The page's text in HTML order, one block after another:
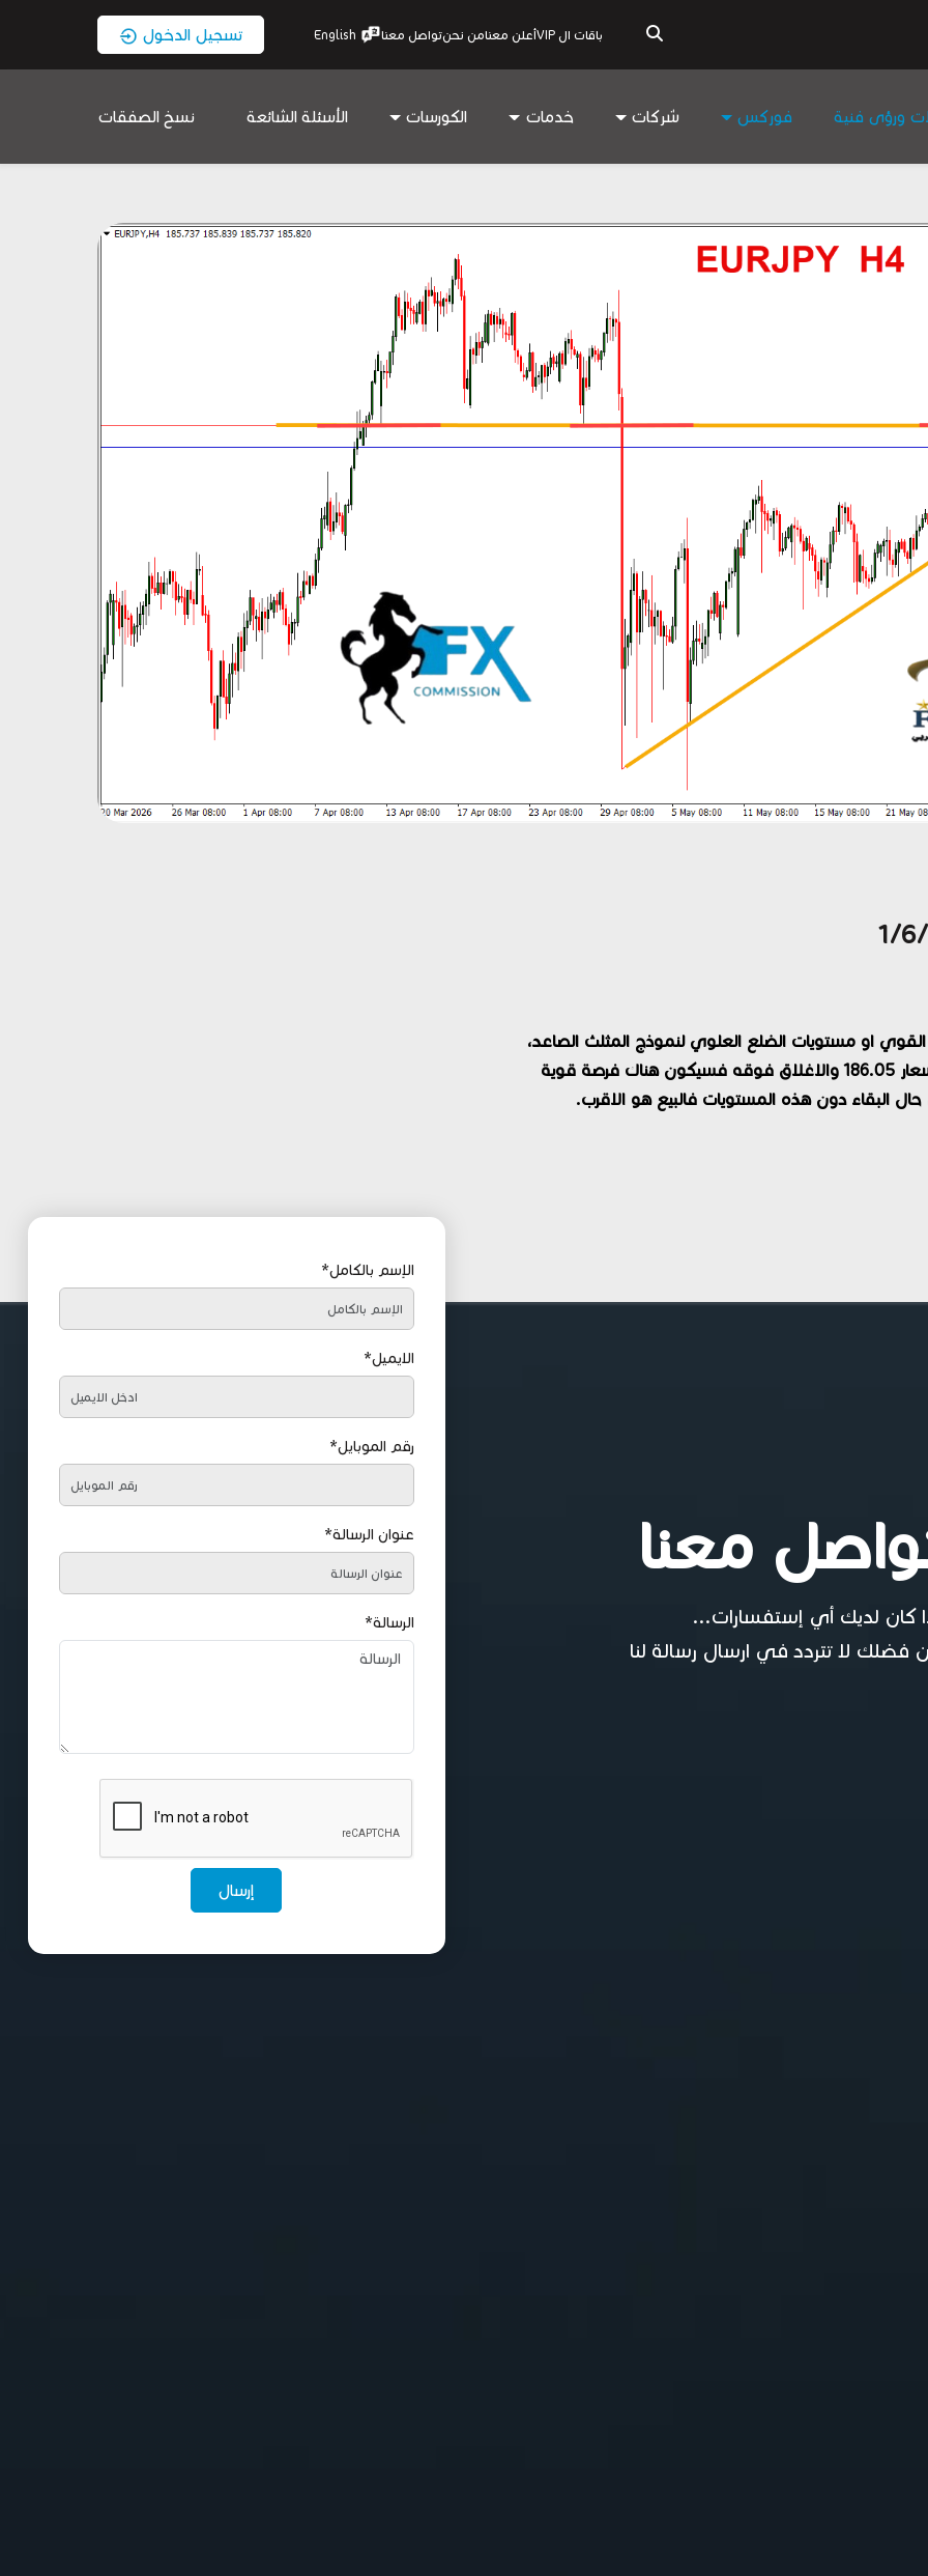
باقات ال VIP أعلن معنامن نحنتواصل معنا English تسجيل الدخول
ورؤى فنية فوركس شركات خدمات الكورسات الأسئلة الشائعة نسخ الصفقات
او مستويات الضلع العلوي لنموذج المثلث الصاعد،
الان في حال الصعود واختراق هذه المستويات عند أسعار 186.05 والاغلاق فوقه فسيكون هناك فرصة قوية
معنا
كان لديك أي إستفسارات...
فضلك لا تتردد في ارسال رسالة لنا
الإسم بالكامل*
الايميل*
رقم الموبايل*
عنوان الرسالة*
الرسالة*
إرسال